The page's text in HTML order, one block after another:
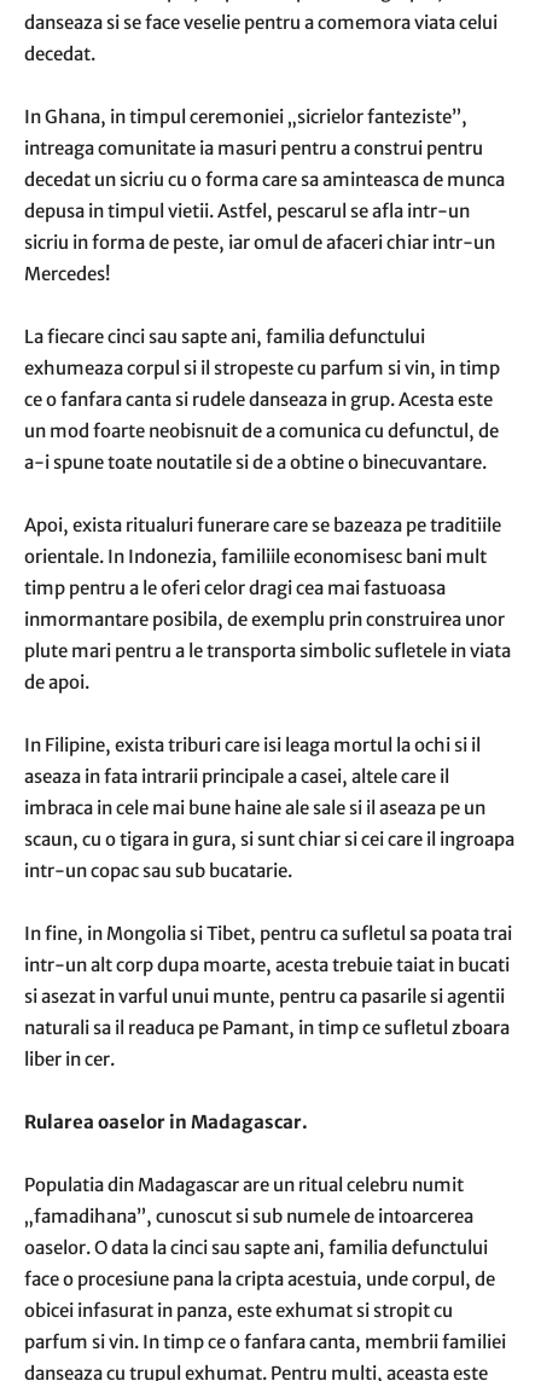
danseaza si se face veselie pentru a comemora viata celui
decedat.
In Ghana, in timpul ceremoniei „sicrielor fanteziste”,
intreaga comunitate ia masuri pentru a construi pentru
decedat un sicriu cu o forma care sa aminteasca de munca
depusa in timpul vietii. Astfel, pescarul se afla intr-un
sicriu in forma de peste, iar omul de afaceri chiar intr-un
Mercedes!
La fiecare cinci sau sapte ani, familia defunctului
exhumeaza corpul si il stropeste cu parfum si vin, in timp
ce o fanfara canta si rudele danseaza in grup. Acesta este
un mod foarte neobisnuit de a comunica cu defunctul, de
a-i spune toate noutatile si de a obtine o binecuvantare.
Apoi, exista ritualuri funerare care se bazeaza pe traditiile
orientale. In Indonezia, familiile economisesc bani mult
timp pentru a le oferi celor dragi cea mai fastuoasa
inmormantare posibila, de exemplu prin construirea unor
plute mari pentru a le transporta simbolic sufletele in viata
de apoi.
In Filipine, exista triburi care isi leaga mortul la ochi si il
aseaza in fata intrarii principale a casei, altele care il
imbraca in cele mai bune haine ale sale si il aseaza pe un
scaun, cu o tigara in gura, si sunt chiar si cei care il ingroapa
intr-un copac sau sub bucatarie.
In fine, in Mongolia si Tibet, pentru ca sufletul sa poata trai
intr-un alt corp dupa moarte, acesta trebuie taiat in bucati
si asezat in varful unui munte, pentru ca pasarile si agentii
naturali sa il readuca pe Pamant, in timp ce sufletul zboara
liber in cer.
Rularea oaselor in Madagascar.
Populatia din Madagascar are un ritual celebru numit
„famadihana”, cunoscut si sub numele de intoarcerea
oaselor. O data la cinci sau sapte ani, familia defunctului
face o procesiune pana la cripta acestuia, unde corpul, de
obicei infasurat in panza, este exhumat si stropit cu
parfum si vin. In timp ce o fanfara canta, membrii familiei
danseaza cu trupul exhumat. Pentru multi, aceasta este